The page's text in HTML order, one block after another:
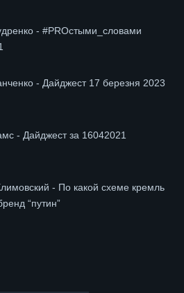
- #PROстыми_словами
- Дайджест 17 березня 2023
- Дайджест за 16042021
- По какой схеме кремль
“путин”